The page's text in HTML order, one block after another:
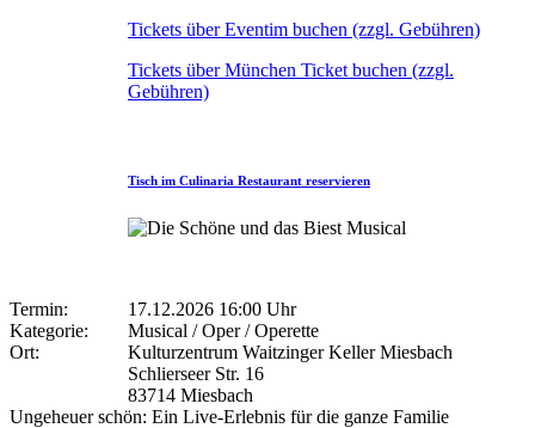
Tickets über Eventim buchen (zzgl. Gebühren)
Tickets über München Ticket buchen (zzgl.
Gebühren)
Tisch im Culinaria Restaurant reservieren
Termin:
17.12.2026 16:00 Uhr
Kategorie:
Musical / Oper / Operette
Ort:
Kulturzentrum Waitzinger Keller Miesbach
Schlierseer Str. 16
83714 Miesbach
Ungeheuer schön: Ein Live-Erlebnis für die ganze Familie